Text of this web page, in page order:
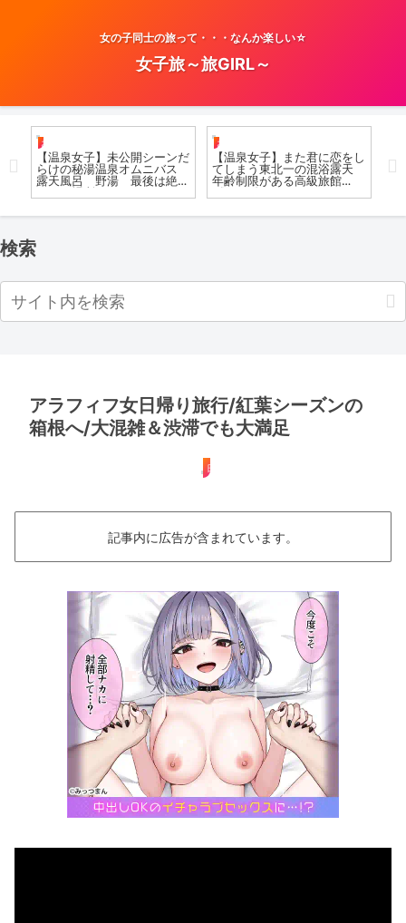
女の子同士の旅って・・・なんか楽しい☆
女子旅～旅GIRL～
で
お風呂女子こての
【温泉女子】未公開シーンだ
らけの秘湯温泉オムニバス
露天風呂 野湯 最後は絶景
omnibus
お風呂女子こての
【温泉女子】また君に恋をし
てしまう東北一の混浴露天
年齢制限がある高級旅館
#koteno
ヴ
グ
検索
アラフィフ女日帰り旅行/紅葉シーズンの
箱根へ/大混雑＆渋滞でも大満足
日帰り
記事内に広告が含まれています。